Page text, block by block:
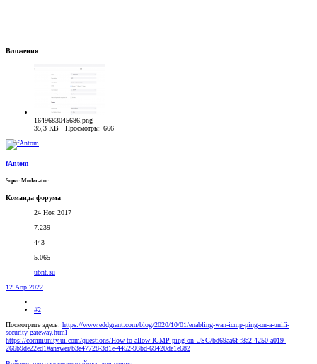
Вложения
1649683045686.png
35,3 KB · Просмотры: 666
fAntom
Super Moderator
Команда форума
24 Ноя 2017
7.239
443
5.065
ubnt.su
12 Апр 2022
#2
Посмотрите здесь: https://www.eddgrant.com/blog/2020/10/01/enabling-wan-icmp-ping-on-a-unifi-
security-gateway.html
https://community.ui.com/questions/How-to-allow-ICMP-ping-on-USG/bd69aa6f-f8a2-4250-a019-
266b9de22ed1#answer/b3a47728-3d1e-4452-93bd-69420de1e682